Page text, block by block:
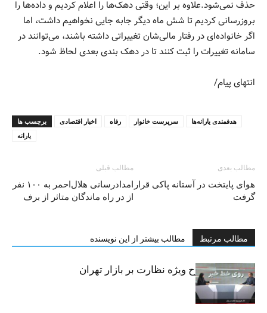
حذف نمی‌شود.علاوه بر این؛ وقتی دهک‌ها را اعلام کردیم و داده‌ها را
بروزرسانی کردیم تا شش ماه دیگر جابه جایی نخواهیم داشت، اما
اگر خانواده‌ای در رفتار مالی‌شان تغییراتی داشته باشند، می‌توانند در
سامانه تغییرات را ثبت کنند تا در دهک بندی بعدی لحاظ شود.
انتهای پیام/
برچسب ها اخبار اقتصادی رفاه سرپرست خانوار
هدفمندی یارانه‌ها
یارانه
مطالب قبلی
امدادرسانی هلال‌احمر به ۱۰۰ نفر
از در راه ماندگان متاثر از برف
مطالب بعدی
هوای پایتخت در آستانه پاکی قرار
گرفت
مطالب مرتبط مطالب بیشتر از این نویسنده
آغاز اجرای طرح ویژه نظارت بر بازار تهران